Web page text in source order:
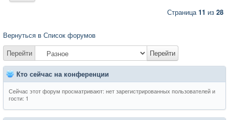
Страница11 из 28
Вернуться в Список форумов
Перейти
Перейти
Кто сейчас на конференции
Сейчас этот форум просматривают: нет зарегистрированных пользователей и
гости: 1